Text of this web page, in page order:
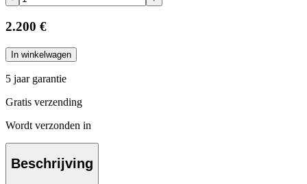
2.200 €
In winkelwagen
5 jaar garantie
Gratis verzending
Wordt verzonden in
Beschrijving